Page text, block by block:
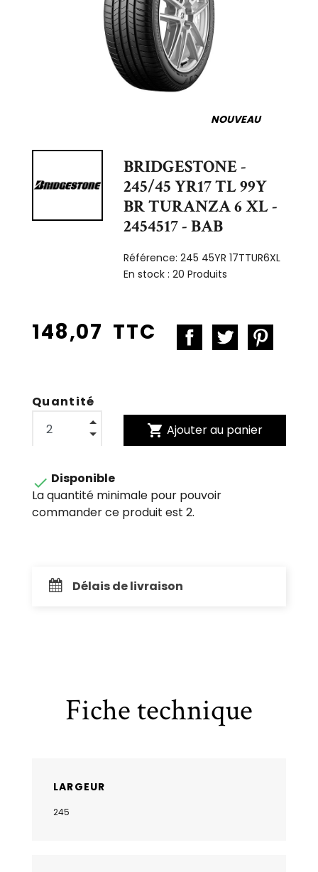
NOUVEAU
BRIDGESTONE -
245/45 YR17 TL 99Y
BR TURANZA 6 XL -
2454517 - BAB
Référence:245 45YR 17TTUR6XL
En stock :20 Produits
148,07 TTC
Quantité
shopping_cart Ajouter au panier
 Disponible
La quantité minimale pour pouvoir
commander ce produit est 2.
Délais de livraison
Fiche technique
LARGEUR
245